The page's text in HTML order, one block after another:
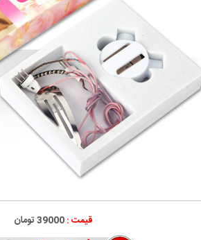
قیمت :39000 تومان